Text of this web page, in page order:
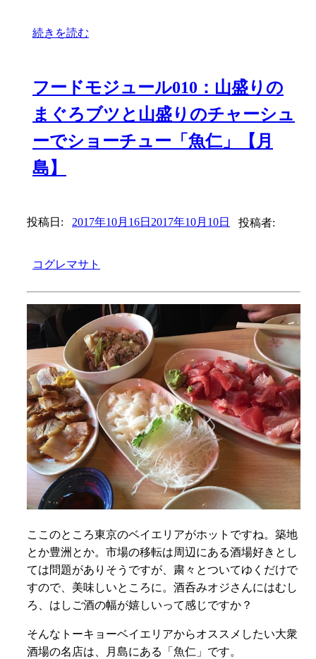
続きを読む
フードモジュール010：山盛りの
まぐろブツと山盛りのチャーシュ
ーでショーチュー「魚仁」【月
島】
投稿日: 2017年10月16日 2017年10月10日 投稿者:
コグレマサト
ここのところ東京のベイエリアがホットですね。築地
とか豊洲とか。市場の移転は周辺にある酒場好きとし
ては問題がありそうですが、粛々とついてゆくだけで
すので、美味しいところに。酒呑みオジさんにはむし
ろ、はしご酒の幅が嬉しいって感じですか？
そんなトーキョーベイエリアからオススメしたい大衆
酒場の名店は、月島にある「魚仁」です。